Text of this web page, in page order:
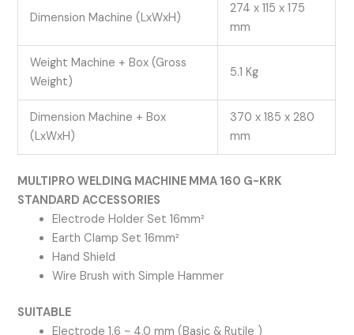
Dimension Machine (LxWxH)
274 x 115 x 175
mm
Weight Machine + Box (Gross
Weight)
5.1 Kg
Dimension Machine + Box
(LxWxH)
370 x 185 x 280
mm
MULTIPRO WELDING MACHINE MMA 160 G-KRK
STANDARD ACCESSORIES
Electrode Holder Set 16mm²
Earth Clamp Set 16mm²
Hand Shield
Wire Brush with Simple Hammer
SUITABLE
Electrode 1.6 ~ 4.0 mm (Basic & Rutile )